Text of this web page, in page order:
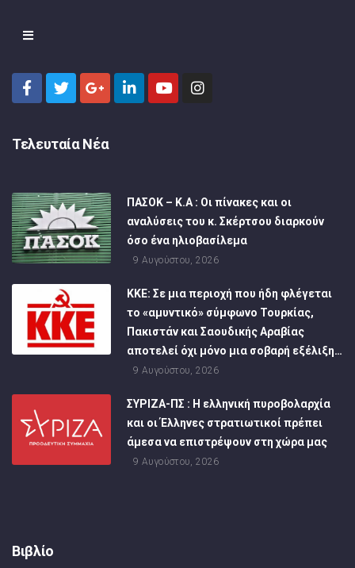
Τελευταία Νέα
ΠΑΣΟΚ – Κ.Α : Οι πίνακες και οι
αναλύσεις του κ. Σκέρτσου διαρκούν
όσο ένα ηλιοβασίλεμα
9 Αυγούστου, 2026
ΚΚΕ: Σε μια περιοχή που ήδη φλέγεται
το «αμυντικό» σύμφωνο Τουρκίας,
Πακιστάν και Σαουδικής Αραβίας
αποτελεί όχι μόνο μια σοβαρή εξέλιξη…
9 Αυγούστου, 2026
ΣΥΡΙΖΑ-ΠΣ : Η ελληνική πυροβολαρχία
και οι Έλληνες στρατιωτικοί πρέπει
άμεσα να επιστρέψουν στη χώρα μας
9 Αυγούστου, 2026
Βιβλίο